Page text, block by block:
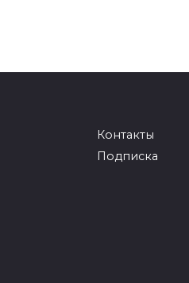
Контакты
Подписка